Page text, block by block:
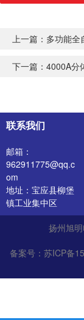
上一篇： 多功能全
下一篇： 4000A分
联系我们
邮箱：
962911775@qq.c
om
地址：宝应县柳堡
镇工业集中区
扬州旭
备案号：苏ICP备